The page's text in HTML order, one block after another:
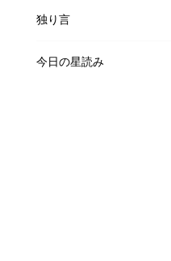
独り言
今日の星読み